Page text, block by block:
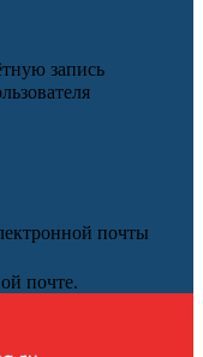
запись
почты
почте.